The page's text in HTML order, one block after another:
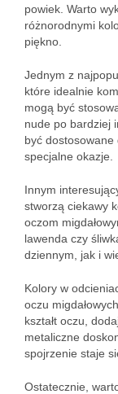
powiek. Warto
różnorodnymi
piękno.
Jednym z
które idealnie
mogą być
nude po bardziej
być
specjalne okazje.
Innym
stworzą ciekawy
oczom
lawenda czy
dziennym, jak i
Kolory w
oczu
kształt oczu,
metaliczne
spojrzenie staje
Ostatecznie,